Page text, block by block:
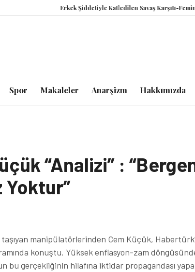
Erkek Şiddetiyle Katledilen Savaş Karşıtı-Feminist
Spor Makaleler Anarşizm Hakkımızda
“Analizi” :
Yoktur”
taşıyan manipülatörlerinden Cem Küçük,
konuştu. Yüksek enflasyon-zam
bu gerçekliğinin hilafına iktidar propagandası